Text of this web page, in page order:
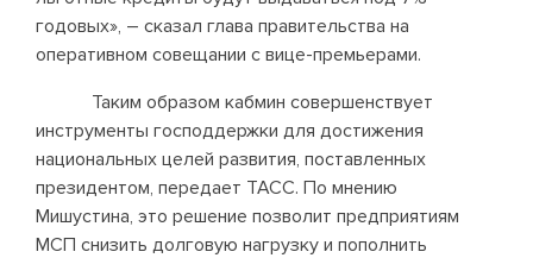
годовых», – сказал глава правительства на
оперативном совещании с вице-премьерами.
Таким образом кабмин совершенствует
инструменты господдержки для достижения
национальных целей развития, поставленных
президентом, передает ТАСС. По мнению
Мишустина, это решение позволит предприятиям
МСП снизить долговую нагрузку и пополнить